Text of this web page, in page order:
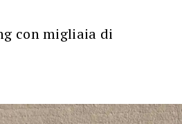
con migliaia di